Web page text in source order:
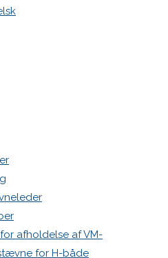
afholdelse af VM-
for H-både
DEN 613
bådssejlere
H-bådssejlere